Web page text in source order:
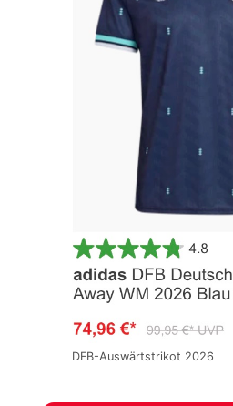
DFB-Auswärtstrikot 2026